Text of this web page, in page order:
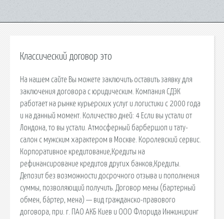
Классический договор это
На нашем сайте Вы можете заключить оставить заявку для
заключения договора с юридическим. Компания СДЭК
работает на рынке курьерских услуг и логистики с 2000 года
и на данный момент. Количество дней: 4 Если вы устали от
Лондона, то вы устали. Атмосферный барбершоп и тату-
салон с мужским характером в Москве. Королевский сервис.
Корпоративное кредитование,Кредиты на
рефинансирование кредитов других банков,Кредиты.
Депозит без возможности досрочного отзыва и пополнения
суммы, позволяющий получить. Договор мены (бартерный
обмен, ба́ртер, мена) — вид гражданско-правового
договора, при. г. ПАО АКБ Киев и ООО Флорида Инжиниринг